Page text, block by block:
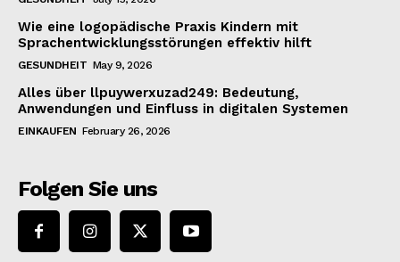
Wie eine logopädische Praxis Kindern mit
Sprachentwicklungsstörungen effektiv hilft
GESUNDHEIT May 9, 2026
Alles über llpuywerxuzad249: Bedeutung,
Anwendungen und Einfluss in digitalen Systemen
EINKAUFEN February 26, 2026
Folgen Sie uns